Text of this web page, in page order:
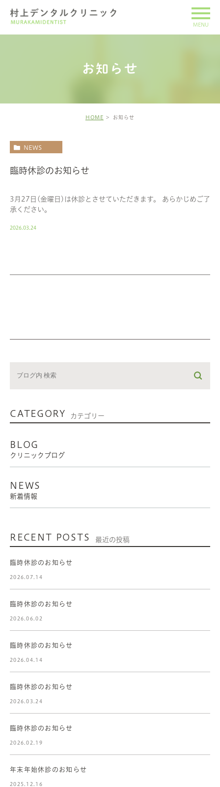
お知らせ
HOME お知らせ
NEWS
臨時休診のお知らせ
3月27日(金曜日)は休診とさせていただきます。 あらかじめご了
承ください。
2026.03.24
CATEGORY カテゴリー
BLOG
クリニックブログ
NEWS
新着情報
RECENT POSTS 最近の投稿
臨時休診のお知らせ
2026.07.14
臨時休診のお知らせ
2026.06.02
臨時休診のお知らせ
2026.04.14
臨時休診のお知らせ
2026.03.24
臨時休診のお知らせ
2026.02.19
年末年始休診のお知らせ
2025.12.16